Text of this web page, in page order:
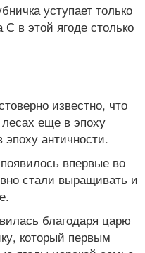
уступает только
в этой ягоде столько
известно, что
еще в эпоху
античности.
впервые во
стали выращивать и
благодаря царю
который первым